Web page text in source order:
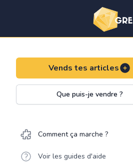
Vends tes articles
Que puis-je vendre ?
Comment ça marche ?
Voir les guides d'aide